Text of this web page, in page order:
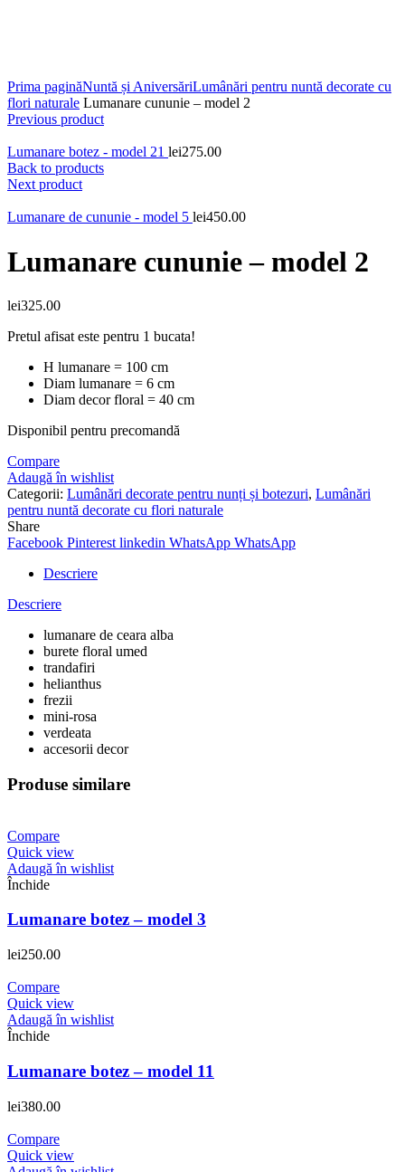
Prima paginăNuntă și AniversăriLumânări pentru nuntă decorate cu
flori naturale Lumanare cununie – model 2
Previous product
Lumanare botez - model 21 lei275.00
Back to products
Next product
Lumanare de cununie - model 5 lei450.00
Lumanare cununie – model 2
lei325.00
Pretul afisat este pentru 1 bucata!
H lumanare = 100 cm
Diam lumanare = 6 cm
Diam decor floral = 40 cm
Disponibil pentru precomandă
Compare
Adaugă în wishlist
Categorii: Lumânări decorate pentru nunți și botezuri, Lumânări
pentru nuntă decorate cu flori naturale
Share
Facebook Pinterest linkedin WhatsApp WhatsApp
Descriere
Descriere
lumanare de ceara alba
burete floral umed
trandafiri
helianthus
frezii
mini-rosa
verdeata
accesorii decor
Produse similare
Compare
Quick view
Adaugă în wishlist
Închide
Lumanare botez – model 3
lei250.00
Compare
Quick view
Adaugă în wishlist
Închide
Lumanare botez – model 11
lei380.00
Compare
Quick view